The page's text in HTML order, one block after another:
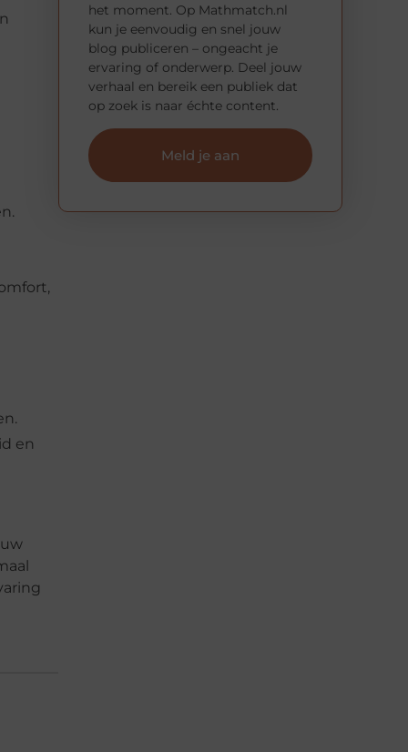
en
het moment. Op Mathmatch.nl
kun je eenvoudig en snel jouw
blog publiceren – ongeacht je
ervaring of onderwerp. Deel jouw
verhaal en bereik een publiek dat
op zoek is naar échte content.
Meld je aan